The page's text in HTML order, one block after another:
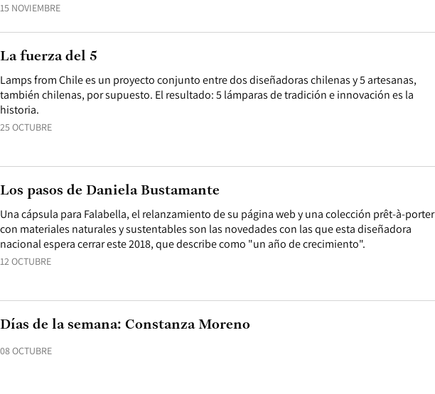
15 NOVIEMBRE
25 OCTUBRE
Lamps from Chile es un proyecto conjunto entre dos diseñadoras chilenas y 5 artesanas,
también chilenas, por supuesto. El resultado: 5 lámparas de tradición e innovación es la
historia.
La fuerza del 5
12 OCTUBRE
Una cápsula para Falabella, el relanzamiento de su página web y una colección prêt-à-porter
con materiales naturales y sustentables son las novedades con las que esta diseñadora
nacional espera cerrar este 2018, que describe como "un año de crecimiento".
Los pasos de Daniela Bustamante
08 OCTUBRE
Días de la semana: Constanza Moreno